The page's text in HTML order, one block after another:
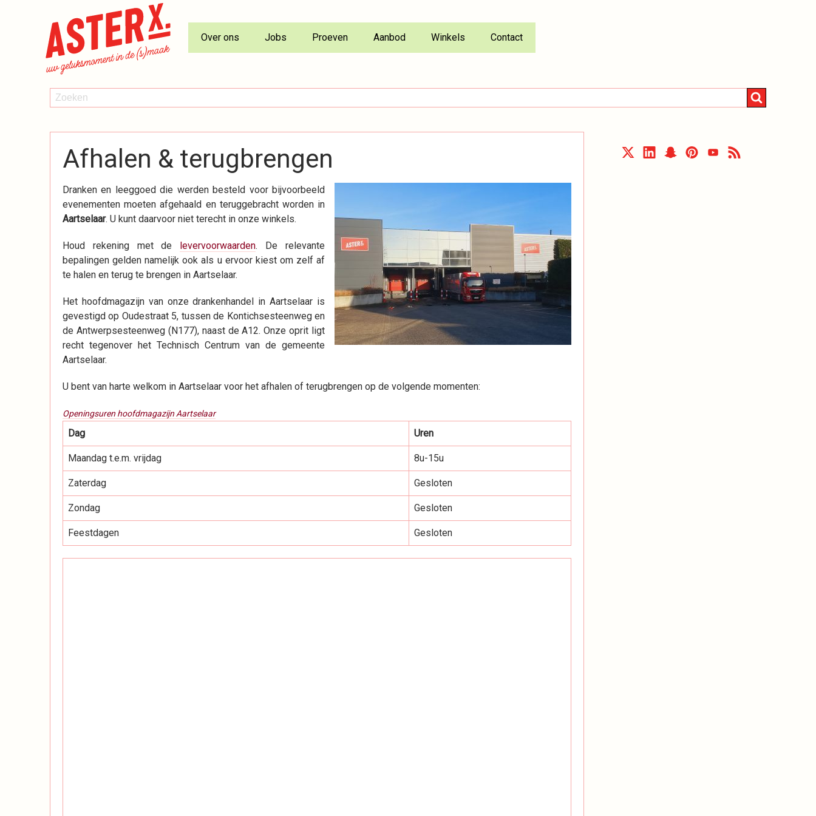
Over ons Jobs Proeven Aanbod Winkels Contact
ZOEKEN
Zoeken
Afhalen & terugbrengen
Dranken en leeggoed die werden besteld voor bijvoorbeeld
evenementen moeten afgehaald en teruggebracht worden in
Aartselaar. U kunt daarvoor niet terecht in onze winkels.
Houd rekening met de levervoorwaarden. De relevante
bepalingen gelden namelijk ook als u ervoor kiest om zelf af
te halen en terug te brengen in Aartselaar.
Het hoofdmagazijn van onze drankenhandel in Aartselaar is
gevestigd op Oudestraat 5, tussen de Kontichsesteenweg en
de Antwerpsesteenweg (N177), naast de A12. Onze oprit ligt
recht tegenover het Technisch Centrum van de gemeente
Aartselaar.
U bent van harte welkom in Aartselaar voor het afhalen of terugbrengen op de volgende momenten:
Openingsuren hoofdmagazijn Aartselaar
Dag Uren
Maandag t.e.m. vrijdag 8u-15u
Zaterdag Gesloten
Zondag Gesloten
Feestdagen Gesloten